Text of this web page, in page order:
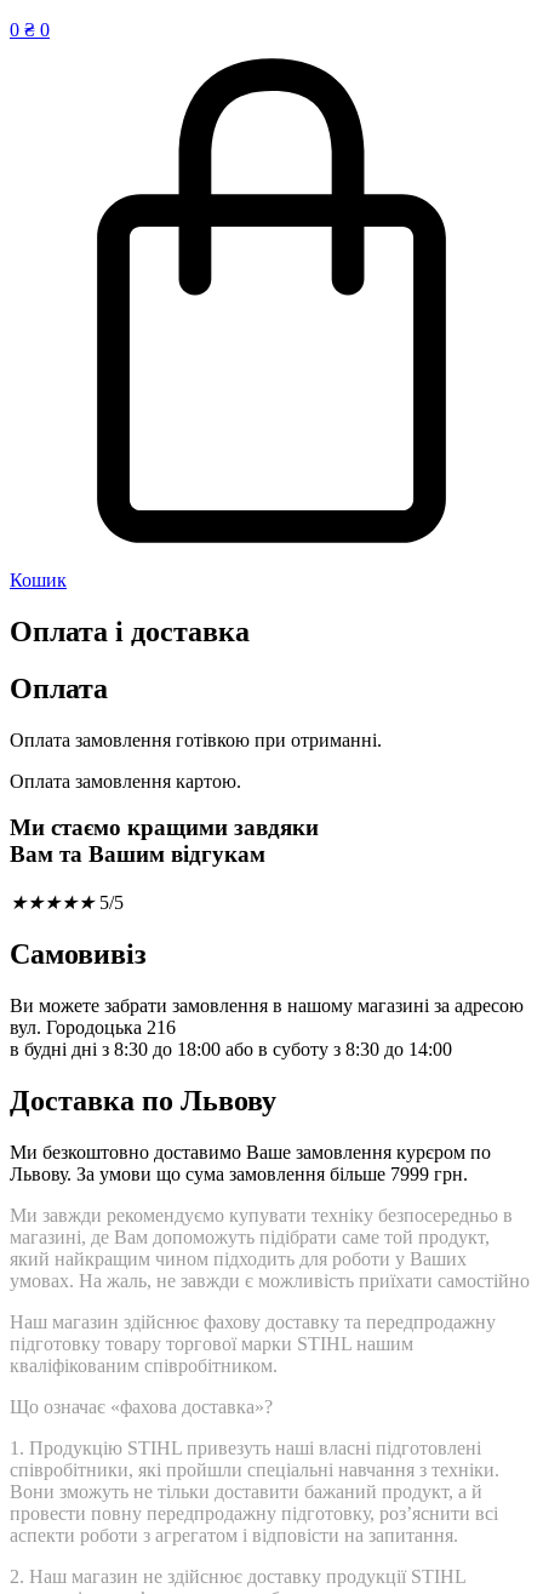
0 ₴ 0
Кошик
Оплата і доставка
Оплата
Оплата замовлення готівкою при отриманні.
Оплата замовлення картою.
Ми стаємо кращими завдяки
Вам та Вашим відгукам
★★★★★ 5/5
Самовивіз
Ви можете забрати замовлення в нашому магазині за адресою
вул. Городоцька 216
в будні дні з 8:30 до 18:00 або в суботу з 8:30 до 14:00
Доставка по Львову
Ми безкоштовно доставимо Ваше замовлення курєром по
Львову. За умови що сума замовлення більше 7999 грн.
Ми завжди рекомендуємо купувати техніку безпосередньо в
магазині, де Вам допоможуть підібрати саме той продукт,
який найкращим чином підходить для роботи у Ваших
умовах. На жаль, не завжди є можливість приїхати самостійно
Наш магазин здійснює фахову доставку та передпродажну
підготовку товару торгової марки STIHL нашим
кваліфікованим співробітником.
Що означає «фахова доставка»?
1. Продукцію STIHL привезуть наші власні підготовлені
співробітники, які пройшли спеціальні навчання з техніки.
Вони зможуть не тільки доставити бажаний продукт, а й
провести повну передпродажну підготовку, розʼяснити всі
аспекти роботи з агрегатом і відповісти на запитання.
2. Наш магазин не здійснює доставку продукції STIHL